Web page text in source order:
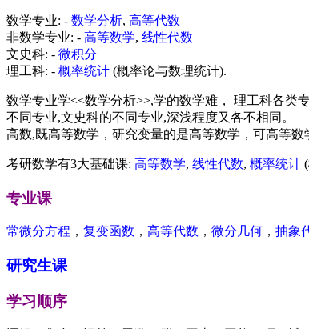
数学专业: - 数学分析, 高等代数
非数学专业: - 高等数学, 线性代数
文史科: - 微积分
理工科: - 概率统计 (概率论与数理统计).
数学专业学<<数学分析>>,学的数学难， 理工科各类
不同专业,文史科的不同专业,深浅程度又各不相同。
高数,既高等数学，研究变量的是高等数学，可高等
考研数学有3大基础课: 高等数学, 线性代数, 概率统计
专业课
常微分方程 ， 复变函数 ， 高等代数 ， 微分几何 ， 抽象
研究生课
学习顺序